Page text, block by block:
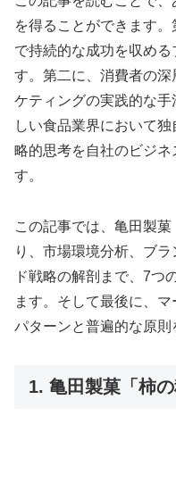
を得ることができます
で持続的な成功を収め
す。第二に、消費者の
ケティングの実践的な
しい食品業界において
略的思考を自社のビジネ
す。
この記事では、亀田製
り、市場環境分析、ブ
ド戦略の解剖まで、7つ
ます。そして最後に、
パターンと普遍的な原則
1. 亀田製菓「柿